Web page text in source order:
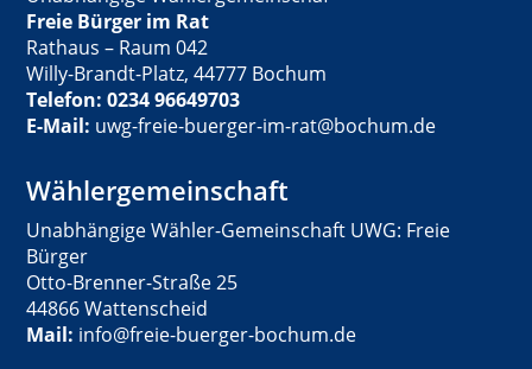
Freie Bürger im Rat
Rathaus – Raum 042
Willy-Brandt-Platz, 44777 Bochum
Telefon: 0234 96649703
E-Mail: uwg-freie-buerger-im-rat@bochum.de
Wählergemeinschaft
Unabhängige Wähler-Gemeinschaft UWG: Freie
Bürger
Otto-Brenner-Straße 25
44866 Wattenscheid
Mail: info@freie-buerger-bochum.de